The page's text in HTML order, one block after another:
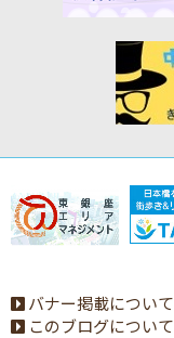
バナー掲載について
このブログについて